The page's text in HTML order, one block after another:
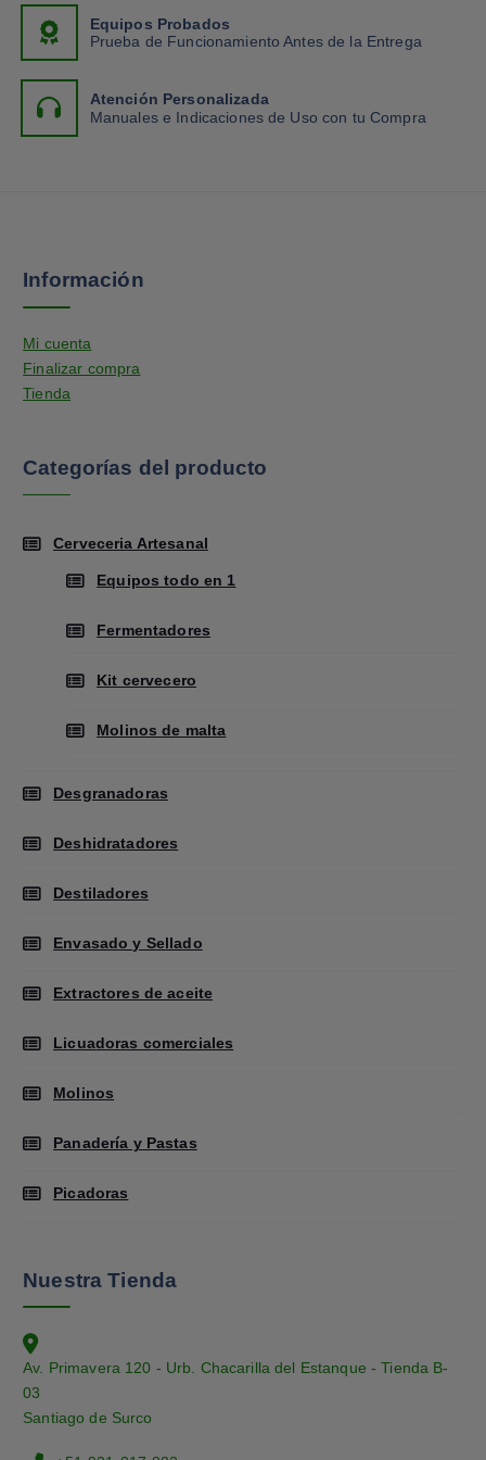
Equipos Probados
Prueba de Funcionamiento Antes de la Entrega
Atención Personalizada
Manuales e Indicaciones de Uso con tu Compra
Información
Mi cuenta
Finalizar compra
Tienda
Categorías del producto
Cerveceria Artesanal
Equipos todo en 1
Fermentadores
Kit cervecero
Molinos de malta
Desgranadoras
Deshidratadores
Destiladores
Envasado y Sellado
Extractores de aceite
Licuadoras comerciales
Molinos
Panadería y Pastas
Picadoras
Nuestra Tienda
Av. Primavera 120 - Urb. Chacarilla del Estanque - Tienda B-
03
Santiago de Surco